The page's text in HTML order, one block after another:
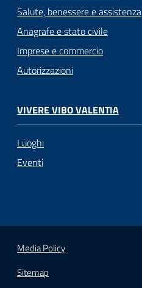
Salute, benessere e assistenza
Anagrafe e stato civile
Imprese e commercio
Autorizzazioni
VIVERE VIBO VALENTIA
Luoghi
Eventi
Media Policy
Sitemap